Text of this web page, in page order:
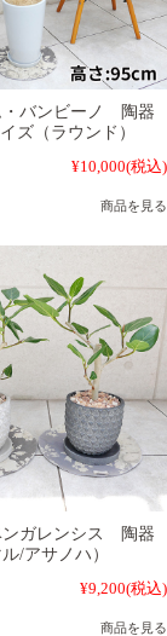
・バンビーノ 陶器
ズ（ラウンド）
¥10,000(税込)
商品を見る
ンガレンシス 陶器
/アサノハ）
¥9,200(税込)
商品を見る